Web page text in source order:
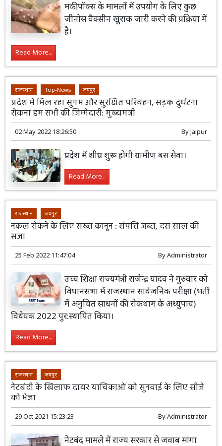
मंकीपॉक्स के मामलों में उपयोग के लिए कुछ
जीनोस वैक्सीन खुराक जारी करने की प्रक्रिया में
है।
Read More...
राजस्थान Top-News जयपुर
प्रदेश में मिल रहा सुगम और सुरक्षित परिवहन, सड़क दुर्घटना
रोकना हम सभी की जिम्मेदारी: मुख्यमंत्री
02 May 2022 18:26:50 ByJaipur
प्रदेश में शीघ्र शुरू होगी ग्रामीण बस सेवा।
Read More...
राजस्थान जयपुर
नकल रोकने के लिए सख्त कानून : संपत्ति जब्त, दस साल की
सजा
25 Feb 2022 11:47:04 ByAdministrator
उच्च शिक्षा राज्यमंत्री राजेन्द्र यादव ने गुरुवार को
विधानसभा में राजस्थान सार्वजनिक परीक्षा (भर्ती
में अनुचित साधनों की रोकथाम के अध्युपाय)
विधेयक 2022 पुर:स्थापित किया।
Read More...
राजस्थान जयपुर
नेटबंदी के खिलाफ दायर याचिकाओं को सुनवाई के लिए सीजे
को भेजा
29 Oct 2021 15:23:23 ByAdministrator
नेटबंद मामले में राज्य सरकार से जवाब मांगा